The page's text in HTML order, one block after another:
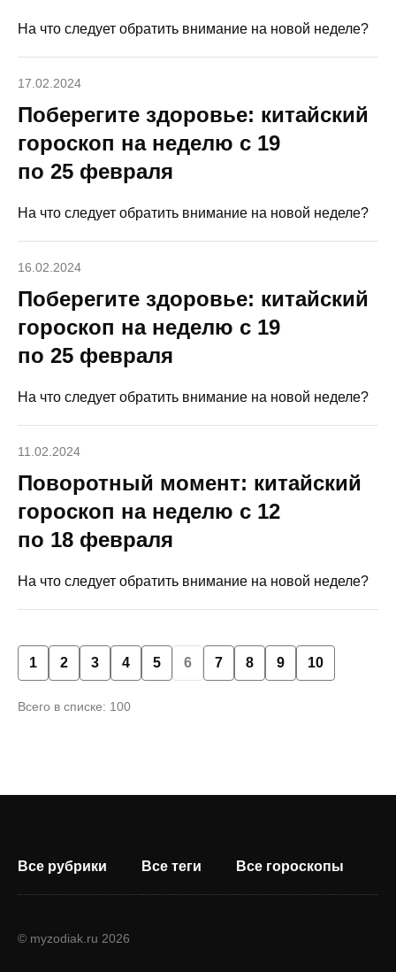
На что следует обратить внимание на новой неделе?
17.02.2024
Поберегите здоровье: китайский
гороскоп на неделю с 19
по 25 февраля
На что следует обратить внимание на новой неделе?
16.02.2024
Поберегите здоровье: китайский
гороскоп на неделю с 19
по 25 февраля
На что следует обратить внимание на новой неделе?
11.02.2024
Поворотный момент: китайский
гороскоп на неделю с 12
по 18 февраля
На что следует обратить внимание на новой неделе?
1 2 3 4 5 6 7 8 9 10
Всего в списке: 100
Все рубрики Все теги Все гороскопы
© myzodiak.ru 2026